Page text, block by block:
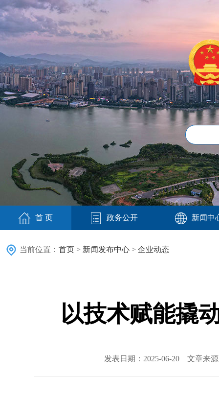
首 页 政务公开 新闻中
当前位置： 首页 > 新闻发布中心 > 企业动态
以技术赋能撬
发表日期：2025-06-20 文章来